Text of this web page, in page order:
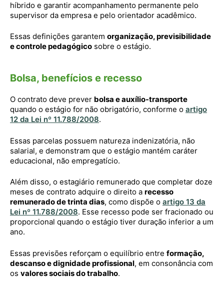
híbrido e garantir acompanhamento permanente pelo
supervisor da empresa e pelo orientador acadêmico.
Essas definições garantem organização, previsibilidade
e controle pedagógico sobre o estágio.
Bolsa, benefícios e recesso
O contrato deve prever bolsa e auxílio-transporte
quando o estágio for não obrigatório, conforme o artigo
12 da Lei nº 11.788/2008.
Essas parcelas possuem natureza indenizatória, não
salarial, e demonstram que o estágio mantém caráter
educacional, não empregatício.
Além disso, o estagiário remunerado que completar doze
meses de contrato adquire o direito a recesso
remunerado de trinta dias, como dispõe o artigo 13 da
Lei nº 11.788/2008. Esse recesso pode ser fracionado ou
proporcional quando o estágio tiver duração inferior a um
ano.
Essas previsões reforçam o equilíbrio entre formação,
descanso e dignidade profissional, em consonância com
os valores sociais do trabalho.